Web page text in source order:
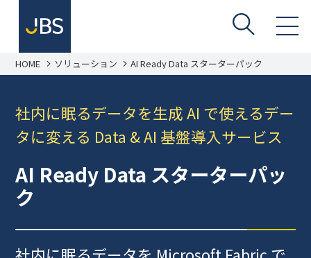
HOME ソリューション AI Ready Data スターターパック
社内に眠るデータを生成 AI で使えるデー
タに変える Data & AI 基盤導入サービス
AI Ready Data スターターパッ
ク